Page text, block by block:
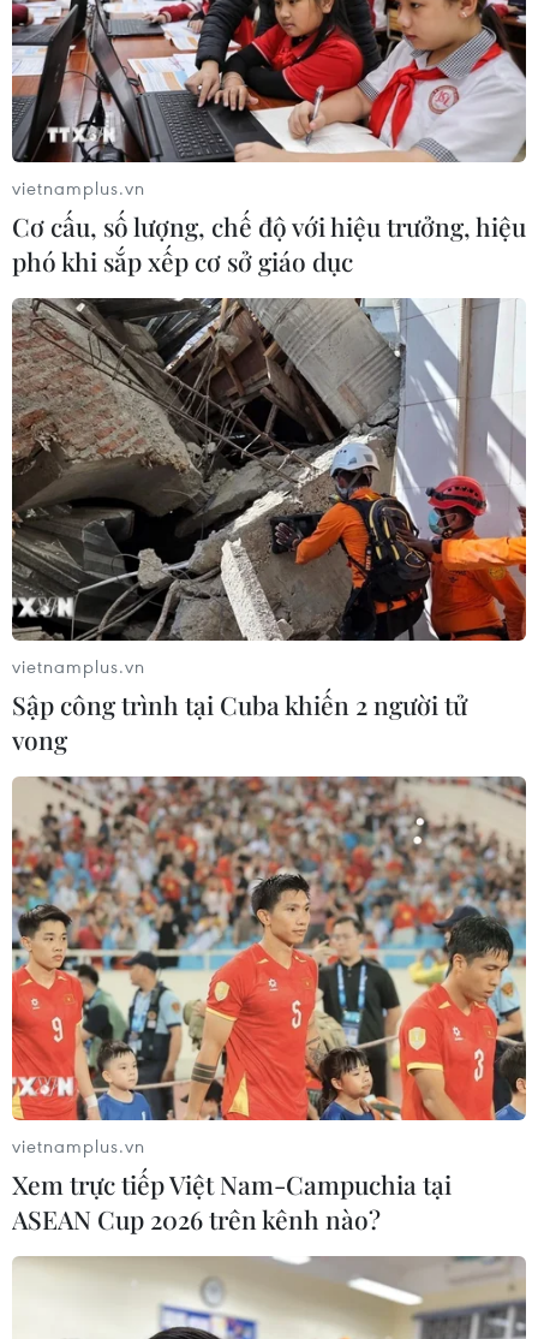
vietnamplus.vn
Cơ cấu, số lượng, chế độ với hiệu trưởng, hiệu
phó khi sắp xếp cơ sở giáo dục
vietnamplus.vn
Sập công trình tại Cuba khiến 2 người tử
vong
vietnamplus.vn
Xem trực tiếp Việt Nam-Campuchia tại
ASEAN Cup 2026 trên kênh nào?